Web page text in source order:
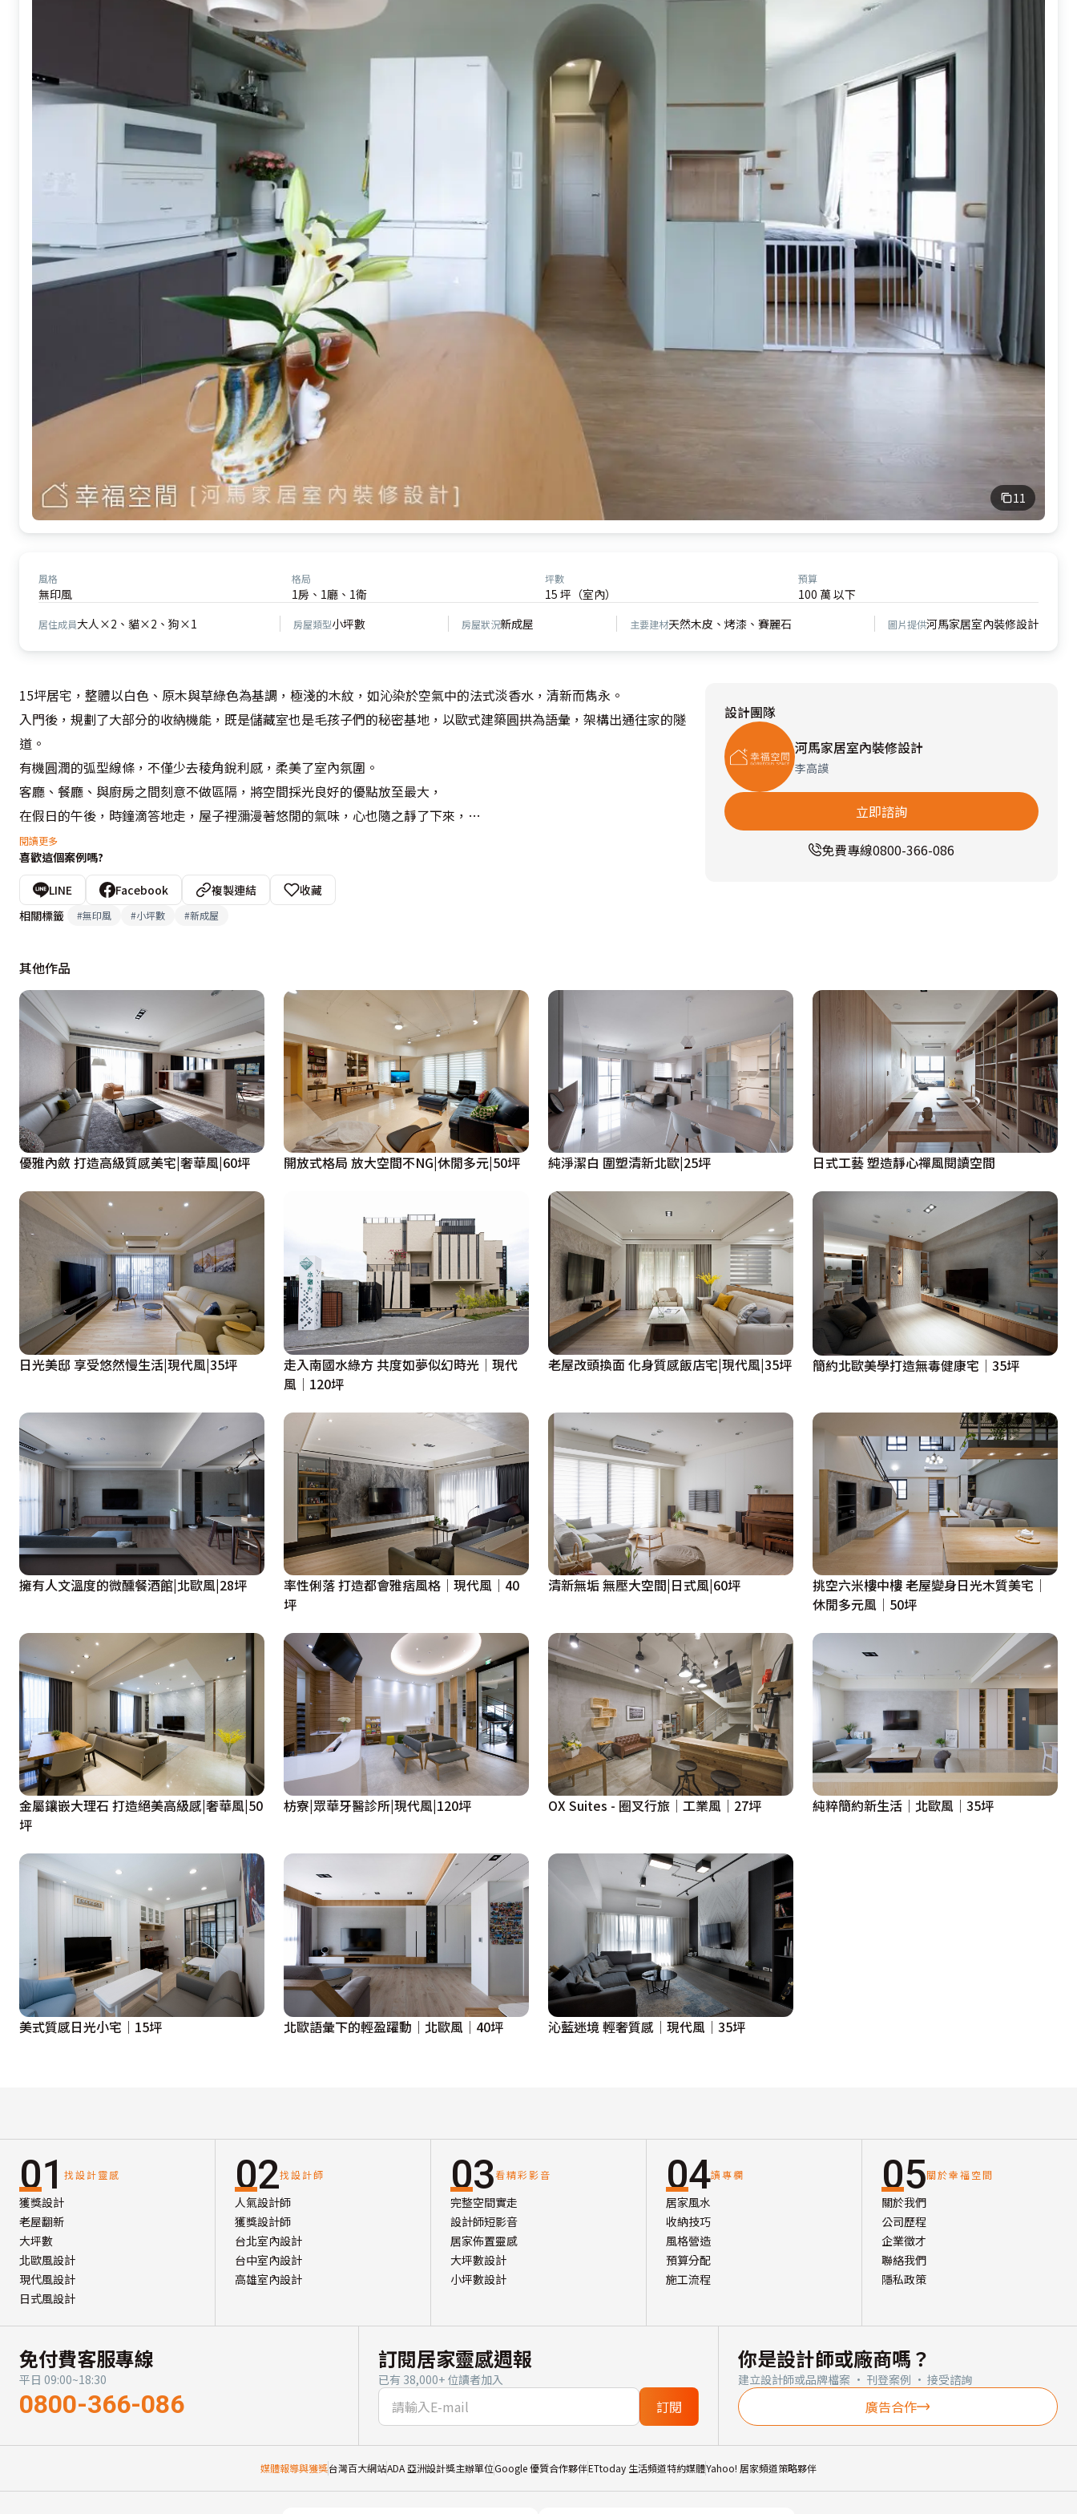
11
風格
無印風
格局
1房、1廳、1衛
坪數
15 坪（室內）
預算
100 萬 以下
居住成員大人×2、貓×2、狗×1 房屋類型小坪數 房屋狀況新成屋 主要建材天然木皮、烤漆、賽麗石 圖片提供河馬家居室內裝修設計
15坪居宅，整體以白色、原木與草綠色為基調，極淺的木紋，如沁染於空氣中的法式淡香水，清新而雋永。
入門後，規劃了大部分的收納機能，既是儲藏室也是毛孩子們的秘密基地，以歐式建築圓拱為語彙，架構出通往家的隧
道。
有機圓潤的弧型線條，不僅少去稜角銳利感，柔美了室內氛圍。
客廳、餐廳、與廚房之間刻意不做區隔，將空間採光良好的優點放至最大，
在假日的午後，時鐘滴答地走，屋子裡瀰漫著悠閒的氣味，心也隨之靜了下來，
隨著陽光的移動，木紋的波紋也正在流動著呢。
設計概念文字為【河馬家居室內裝修設計】提供
閱讀更多
喜歡這個案例嗎?
LINE Facebook 複製連結
收藏
相關標籤
#無印風 #小坪數 #新成屋
設計團隊
河馬家居室內裝修設計
李高謨
立即諮詢
免費專線0800-366-086
其他作品
優雅內斂 打造高級質感美宅|奢華風|60坪 開放式格局 放大空間不NG|休閒多元|50坪 純淨潔白 圍塑清新北歐|25坪 日式工藝 塑造靜心禪風閱讀空間
日光美邸 享受悠然慢生活|現代風|35坪
走入南國水綠方 共度如夢似幻時光│現代
風│120坪
老屋改頭換面 化身質感飯店宅|現代風|35坪 簡約北歐美學打造無毒健康宅│35坪
擁有人文溫度的微醺餐酒館|北歐風|28坪
率性俐落 打造都會雅痞風格│現代風│40
坪
清新無垢 無壓大空間|日式風|60坪
挑空六米樓中樓 老屋變身日光木質美宅│
休閒多元風│50坪
金屬鑲嵌大理石 打造絕美高級感|奢華風|50
坪
枋寮|眾華牙醫診所|現代風|120坪 OX Suites - 圈叉行旅│工業風│27坪 純粹簡約新生活│北歐風│35坪
美式質感日光小宅│15坪 北歐語彙下的輕盈躍動│北歐風│40坪 沁藍迷境 輕奢質感│現代風│35坪
01 找設計靈感
獲獎設計
老屋翻新
大坪數
北歐風設計
現代風設計
日式風設計
02找設計師
人氣設計師
獲獎設計師
台北室內設計
台中室內設計
高雄室內設計
03看精彩影音
完整空間實走
設計師短影音
居家佈置靈感
大坪數設計
小坪數設計
04讀專欄
居家風水
收納技巧
風格營造
預算分配
施工流程
05關於幸福空間
關於我們
公司歷程
企業徵才
聯絡我們
隱私政策
免付費客服專線
平日 09:00~18:30
0800-366-086
訂閱居家靈感週報
已有 38,000+ 位讀者加入
訂閱
你是設計師或廠商嗎？
建立設計師或品牌檔案 · 刊登案例 · 接受諮詢
廣告合作
媒體報導與獲獎台灣百大網站ADA 亞洲設計獎主辦單位Google 優質合作夥伴ETtoday 生活頻道特約媒體Yahoo! 居家頻道策略夥伴